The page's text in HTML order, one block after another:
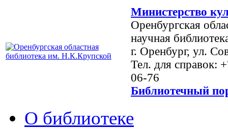
Министерство
Оренбургская
научная
г. Оренбург, ул.
Тел. для справок:
06-76
Библиотечный
О библиотеке